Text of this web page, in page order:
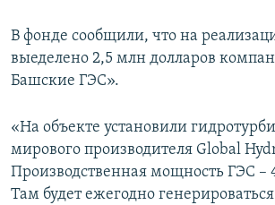
В фонде сообщили, что на
выеделено 2,5 млн долларов
Башские ГЭС».
«На объекте установили
мирового производителя Global
Производственная мощность ГЭС –
Там будет ежегодно